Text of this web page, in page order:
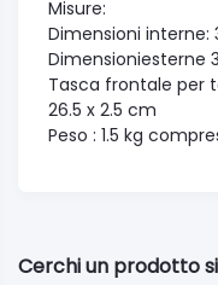
Misure:
Dimensioni interne:
Dimensioniesterne
Tasca frontale per
26.5 x 2.5 cm
Peso : 1.5 kg
Cerchi un prodotto